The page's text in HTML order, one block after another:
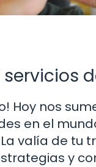
Hoy nos
en el
valía de tu
y